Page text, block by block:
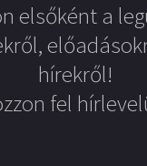
elsőként a
hírekről!
fel